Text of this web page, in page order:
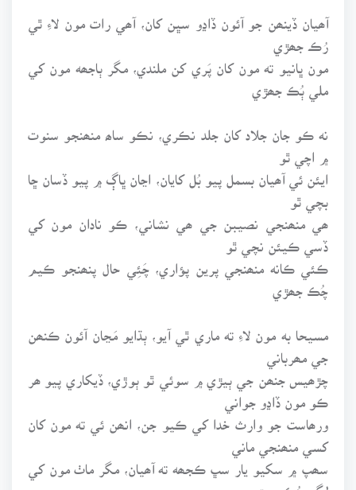
آھيان ڏينھن جو آئون ڏاڍو سڀن کان، آھي رات مون لاءِ ٿي
مون ڀانيو ته مون کان پَري کن ملندي، مگر ٻاجھه مون کي
ملي ٻُڪ جھڙي
نه ڪو جان جلاد کان جلد نڪري، نڪو ساھ منھنجو سنوت
۾ اچي ٿو
ايئن ئي آھيان بسمل پيو بُل کايان، اڃان ڀاڳ ۾ پيو ڏسان ڇا
بچي ٿو
ھي منھنجي نصيبن جي ھي نشاني، ڪو نادان مون کي
ڏسي ڪيئن نچي ٿو
ڪئي ڪانه منھنجي پرين پؤاري، چَئِي حال پنھنجو ڪيم
چُڪ جھڙي
مسيحا به مون لاءِ ته ماري ٿي آيو، ٻڌايو مَڃان آئون ڪنھن
جي مھرباني
چڙھيس جنھن جي ٻيڙي ۾ سوئي ٿو ٻوڙي، ڏيکاري پيو ھر
ڪو مون ڏاڍو جواني
ورھاست جو وارث خدا کي ڪيو جن، انھن ئي ته مون کان
کسي منھنجي ماني
سھپ ۾ سکيو يار سڀ ڪجھه ته آھيان، مگر ماٺ مون کي
لڳي مُڪ جھڙي